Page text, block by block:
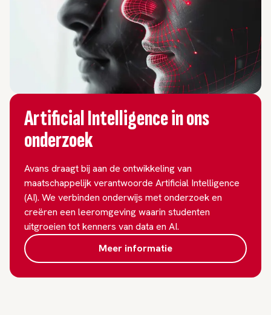
Artificial Intelligence in ons
onderzoek
Avans draagt bij aan de ontwikkeling van
maatschappelijk verantwoorde Artificial Intelligence
(AI). We verbinden onderwijs met onderzoek en
creëren een leeromgeving waarin studenten
uitgroeien tot kenners van data en AI.
Meer informatie